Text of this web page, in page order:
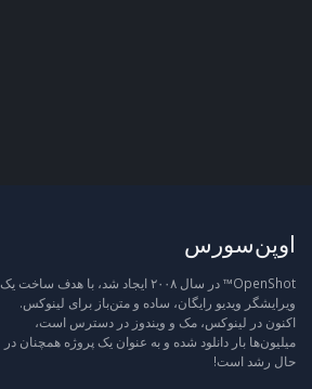
اوپن‌سورس
OpenShot™ در سال ۲۰۰۸ ایجاد شد، با هدف ساخت یک
ویرایشگر ویدیو رایگان، ساده و متن‌باز برای لینوکس.
اکنون در لینوکس، مک و ویندوز در دسترس است،
میلیون‌ها بار دانلود شده و به عنوان یک پروژه همچنان در
حال رشد است!